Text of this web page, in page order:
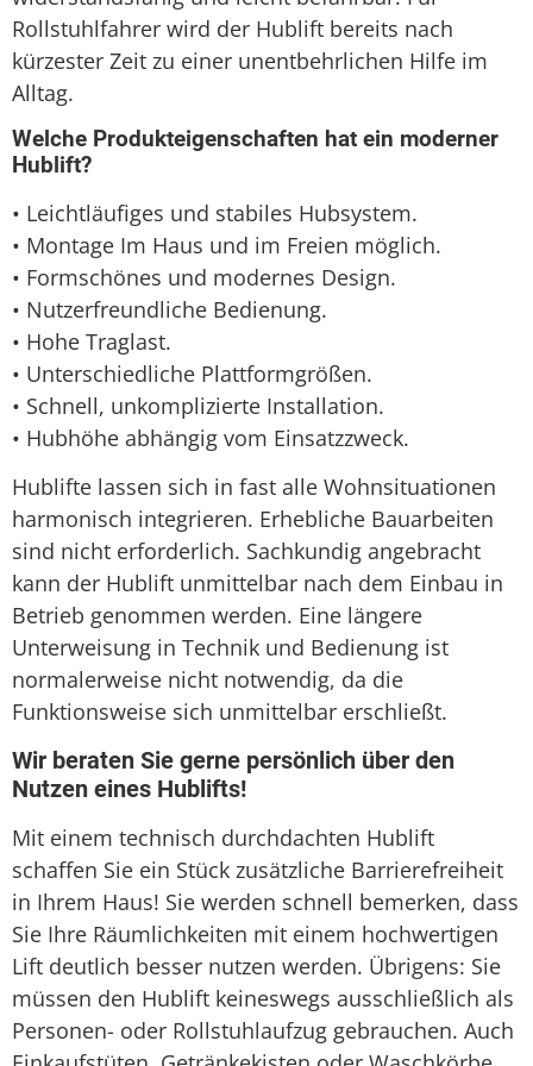
Rollstuhlfahrer wird der Hublift bereits nach
kürzester Zeit zu einer unentbehrlichen Hilfe im
Alltag.
Welche Produkteigenschaften hat ein moderner
Hublift?
• Leichtläufiges und stabiles Hubsystem.
• Montage Im Haus und im Freien möglich.
• Formschönes und modernes Design.
• Nutzerfreundliche Bedienung.
• Hohe Traglast.
• Unterschiedliche Plattformgrößen.
• Schnell, unkomplizierte Installation.
• Hubhöhe abhängig vom Einsatzzweck.
Hublifte lassen sich in fast alle Wohnsituationen
harmonisch integrieren. Erhebliche Bauarbeiten
sind nicht erforderlich. Sachkundig angebracht
kann der Hublift unmittelbar nach dem Einbau in
Betrieb genommen werden. Eine längere
Unterweisung in Technik und Bedienung ist
normalerweise nicht notwendig, da die
Funktionsweise sich unmittelbar erschließt.
Wir beraten Sie gerne persönlich über den
Nutzen eines Hublifts!
Mit einem technisch durchdachten Hublift
schaffen Sie ein Stück zusätzliche Barrierefreiheit
in Ihrem Haus! Sie werden schnell bemerken, dass
Sie Ihre Räumlichkeiten mit einem hochwertigen
Lift deutlich besser nutzen werden. Übrigens: Sie
müssen den Hublift keineswegs ausschließlich als
Personen- oder Rollstuhlaufzug gebrauchen. Auch